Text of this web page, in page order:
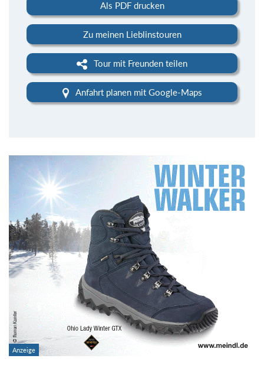
Als PDF drucken
Zu meinen Lieblinstouren
Tour mit Freunden teilen
Anfahrt planen mit Google-Maps